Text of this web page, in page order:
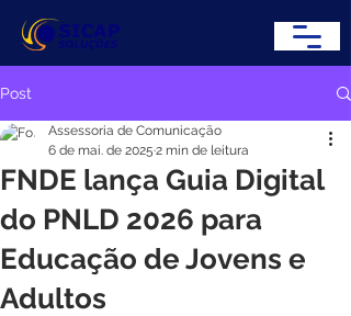
Post
FNDE lança Guia Digital
do PNLD 2026 para
Educação de Jovens e
Adultos
Assessoria de Comunicação
6 de mai. de 2025 2 min de leitura